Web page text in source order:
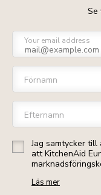
Se
Your email address
Förnamn
Efternamn
Jag samtycker
att KitchenAid
Läs mer